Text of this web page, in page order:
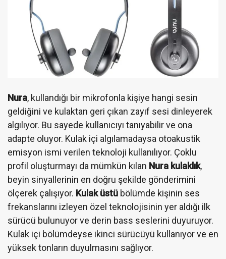
Nura, kullandığı bir mikrofonla kişiye hangi sesin
geldiğini ve kulaktan geri çıkan zayıf sesi dinleyerek
algılıyor. Bu sayede kullanıcıyı tanıyabilir ve ona
adapte oluyor. Kulak içi algılamadaysa otoakustik
emisyon ismi verilen teknoloji kullanılıyor. Çoklu
profil oluşturmayı da mümkün kılan Nura kulaklık,
beyin sinyallerinin en doğru şekilde gönderimini
ölçerek çalışıyor. Kulak üstü bölümde kişinin ses
frekanslarını izleyen özel teknolojisinin yer aldığı ilk
sürücü bulunuyor ve derin bass seslerini duyuruyor.
Kulak içi bölümdeyse ikinci sürücüyü kullanıyor ve en
yüksek tonların duyulmasını sağlıyor.